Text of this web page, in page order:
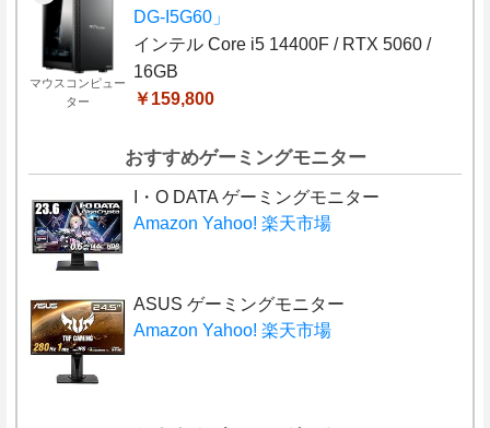
マウスコンピュー
ター
DG-I5G60」
インテル Core i5 14400F / RTX 5060 /
16GB
￥159,800
おすすめゲーミングモニター
I・O DATA ゲーミングモニター
Amazon Yahoo! 楽天市場
ASUS ゲーミングモニター
Amazon Yahoo! 楽天市場